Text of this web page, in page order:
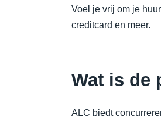
Voel je vrij om je
creditcard en meer.
Wat is de
ALC biedt